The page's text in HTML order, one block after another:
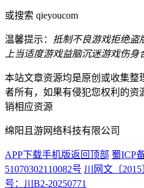
或搜索 qieyoucom
温馨提示： 抵制不良游戏拒绝盗
上当适度游戏益脑沉迷游戏伤身
本站文章资源均是原创或收集整
者所有，如果有侵犯您权利的资
销相应资源
绵阳且游网络科技有限公司
APP下载手机版返回顶部 蜀ICP
51070302110082号 川网文〔2015
号：川B2-20250771